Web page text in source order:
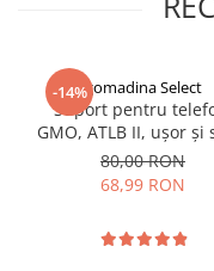
-14%gomadina Select
Suport pentru
GMO, ATLB II, ușor și
pentru conducere și
navigare
80,00 RON
68,99 RON